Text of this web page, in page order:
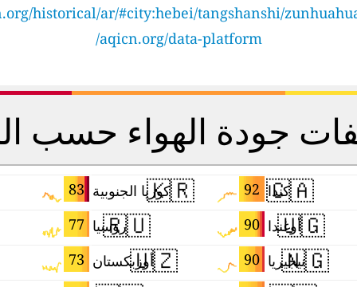
historical/ar/#city:hebei/tangshanshi/
aqicn.org/data-platform/
جودة الهواء حسب
🇨🇦
كندا
🇺🇬
أوغندا
🇳🇬
نيجيريا
🇰🇷 92 كوريا الجنوبية
🇷🇺 90 روسيا
🇺🇿 90 أوزبكستان
83
77
73